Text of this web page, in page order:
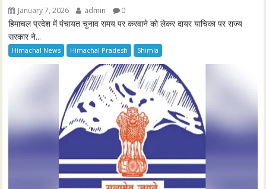
January 7, 2026 admin 0
हिमाचल प्रदेश में पंचायत चुनाव समय पर करवाने को लेकर दायर याचिका पर राज्य
सरकार ने...
Himachal News Himachal Pradesh Shimla